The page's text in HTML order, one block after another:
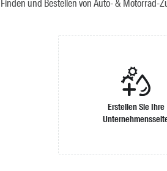
Finden und Bestellen von Auto- & Motorrad-
Erstellen Sie Ihre